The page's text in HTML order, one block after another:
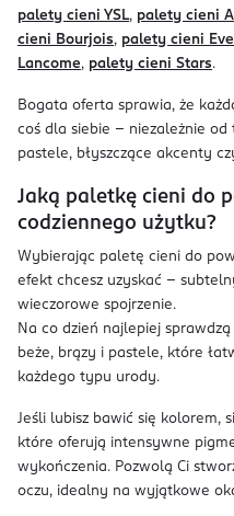
palety cieni YSL, palety cieni
cieni Bourjois, palety cieni
Lancome, palety cieni Stars.
Bogata oferta sprawia, że
coś dla siebie – niezależnie
pastele, błyszczące akcenty
Jaką paletkę cieni do
codziennego użytku?
Wybierając paletę cieni do
efekt chcesz uzyskać –
wieczorowe spojrzenie.
Na co dzień najlepiej
beże, brązy i pastele, które
każdego typu urody.
Jeśli lubisz bawić się kolorem,
które oferują intensywne
wykończenia. Pozwolą Ci
oczu, idealny na wyjątkowe